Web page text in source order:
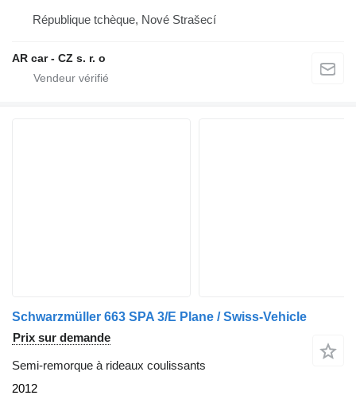
République tchèque, Nové Strašecí
AR car - CZ s. r. o
Schwarzmüller 663 SPA 3/E Plane / Swiss-Vehicle
Prix sur demande
Semi-remorque à rideaux coulissants
2012